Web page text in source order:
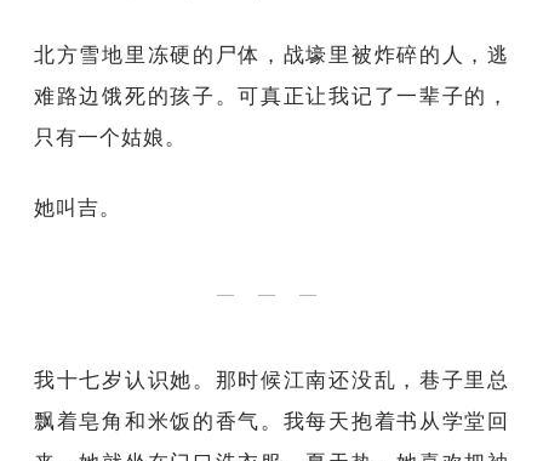
北方雪地里冻硬的尸体，战壕里被炸碎的人，逃
难路边饿死的孩子。可真正让我记了一辈子的，
只有一个姑娘。
她叫吉。
— — —
我十七岁认识她。那时候江南还没乱，巷子里总
飘着皂角和米饭的香气。我每天抱着书从学堂回